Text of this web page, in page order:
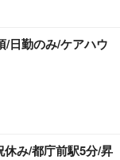
/日勤のみ/ケアハウ
み/都庁前駅5分/昇